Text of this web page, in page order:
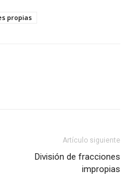
propias
Artículo siguiente
División de fracciones
impropias